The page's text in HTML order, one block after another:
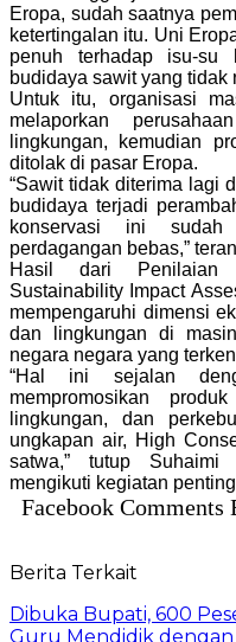
Eropa, sudah saatnya
ketertingalan itu. Uni
penuh terhadap isu-su
budidaya sawit yang tidak
Untuk itu, organisasi
melaporkan
lingkungan, kemudian
ditolak di pasar Eropa.
“Sawit tidak diterima lagi
budidaya terjadi
konservasi ini sudah
perdagangan bebas,”
Hasil dari Penilaian
Sustainability Impact
mempengaruhi dimensi
dan lingkungan di
negara negara yang
“Hal ini sejalan
mempromosikan
lingkungan, dan
ungkapan air, High
satwa,” tutup Suhaimi
mengikuti kegiatan
Facebook Comments
Berita Terkait
Dibuka Bupati, 600
Guru Mendidik